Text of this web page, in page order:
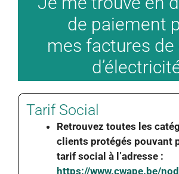
de paiement
mes factures de
Tarif Social
Retrouvez toutes les
clients protégés pouvant
tarif social à l’adresse :
https://www.cwape.be/